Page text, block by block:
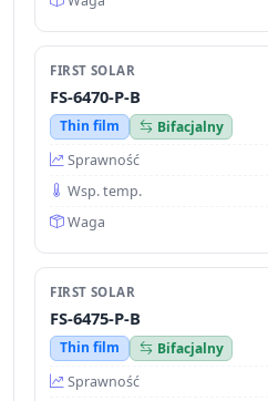
FIRST SOLAR
FS-6470-P-B
Thin film
Bifacjalny
Sprawność
Wsp. temp.
Waga
FIRST SOLAR
FS-6475-P-B
Thin film
Bifacjalny
Sprawność